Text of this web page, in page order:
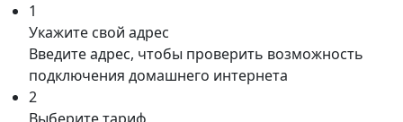
1
Укажите свой адрес
Введите адрес, чтобы проверить возможность
подключения домашнего интернета
2